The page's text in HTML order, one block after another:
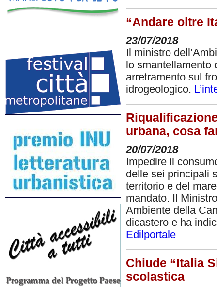
“Andare oltre
23/07/2018
Il ministro
lo
arretramento sul
idrogeologico.
urbana, cosa
20/07/2018
Impedire il
delle sei principali
territorio e del
mandato. Il
Ambiente della
dicastero e ha
Edilportale
Chiude “Italia
scolastica